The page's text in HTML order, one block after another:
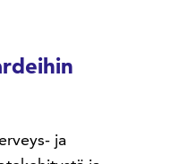
ja